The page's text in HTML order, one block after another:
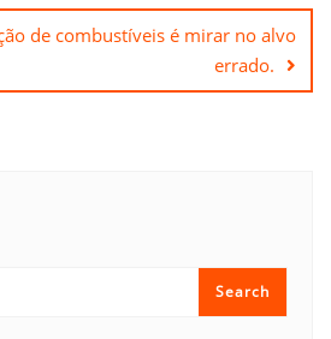
de combustíveis é mirar no alvo
errado.